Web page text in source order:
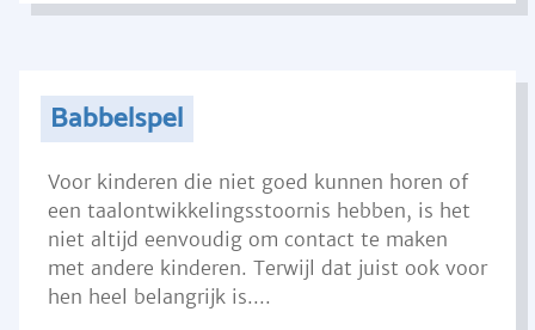
Babbelspel
Voor kinderen die niet goed kunnen horen of
een taalontwikkelingsstoornis hebben, is het
niet altijd eenvoudig om contact te maken
met andere kinderen. Terwijl dat juist ook voor
hen heel belangrijk is....